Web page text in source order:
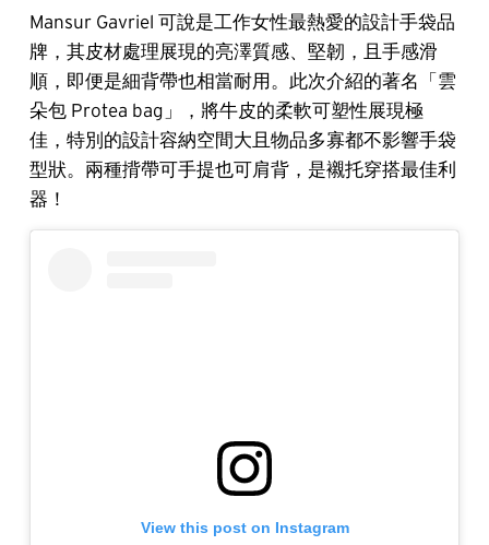
Mansur Gavriel 可說是工作女性最熱愛的設計手袋品
牌，其皮材處理展現的亮澤質感、堅韌，且手感滑
順，即便是細背帶也相當耐用。此次介紹的著名「雲
朵包 Protea bag」，將牛皮的柔軟可塑性展現極
佳，特別的設計容納空間大且物品多寡都不影響手袋
型狀。兩種揹帶可手提也可肩背，是襯托穿搭最佳利
器！
View this post on Instagram